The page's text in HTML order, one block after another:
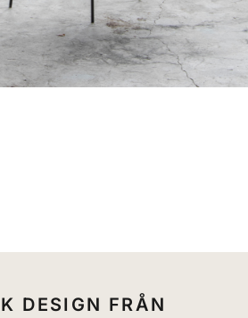
DESIGN FRÅN